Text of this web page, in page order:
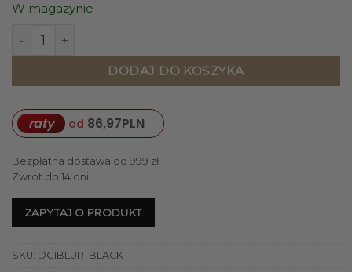
W magazynie
ilość DYWAN prostokątny, wielokolorowy, abstrakcyjny
DODAJ DO KOSZYKA
raty od 86,97PLN
Bezpłatna dostawa od 999 zł
Zwrot do 14 dni
ZAPYTAJ O PRODUKT
SKU: DC1BLUR_BLACK